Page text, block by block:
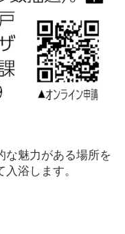
な魅力がある場所を
浴します。